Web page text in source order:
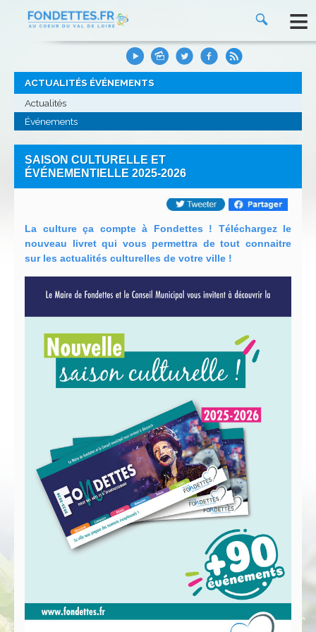
≡
ACTUALITÉS ÉVÉNEMENTS
Actualités
Événements
SAISON CULTURELLE ET
ÉVÉNEMENTIELLE 2025-2026
La culture ça compte à Fondettes ! Téléchargez le
nouveau livret qui vous permettra de tout connaitre
sur les actualités culturelles de votre ville !